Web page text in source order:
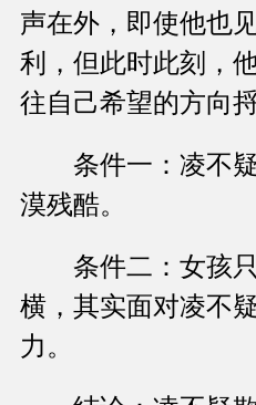
声在外，即使他也
利，但此时此刻，
往自己希望的方向
条件一：凌不疑
漠残酷。
条件二：女孩只
横，其实面对凌不
力。